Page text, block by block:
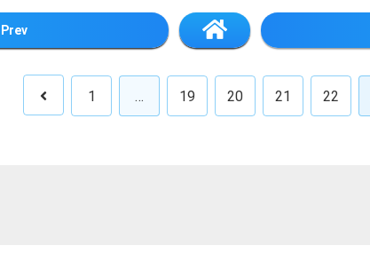
Prev
1 … 19 20 21 22